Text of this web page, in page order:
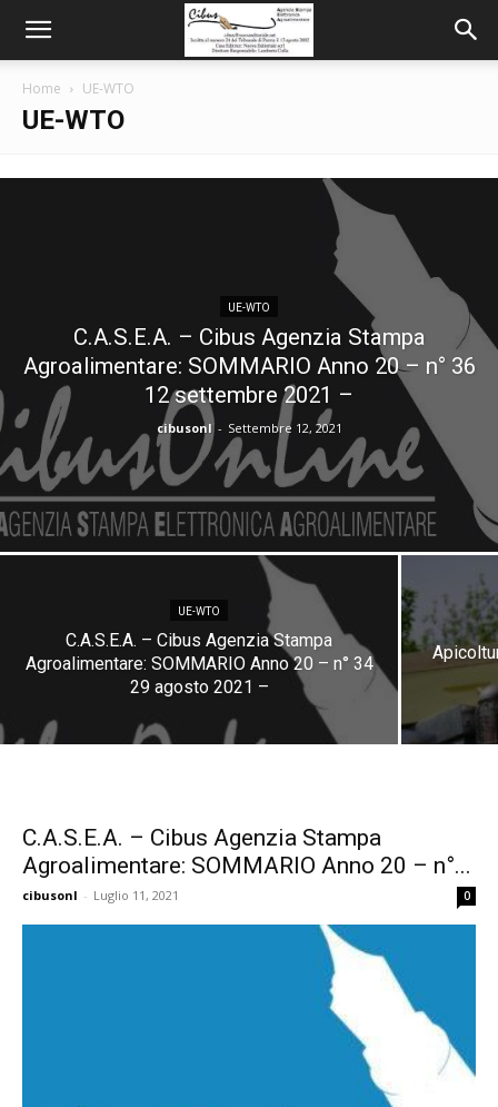
Home UE-WTO
UE-WTO
UE-WTO
C.A.S.E.A. – Cibus Agenzia Stampa
Agroalimentare: SOMMARIO Anno 20 – n° 36
12 settembre 2021 –
cibusonl - Settembre 12, 2021
UE-WTO
C.A.S.E.A. – Cibus Agenzia Stampa
Agroalimentare: SOMMARIO Anno 20 – n° 34
29 agosto 2021 –
C.A.S.E.A. – Cibus Agenzia Stampa
Agroalimentare: SOMMARIO Anno 20 – n°...
cibusonl - Luglio 11, 2021 0